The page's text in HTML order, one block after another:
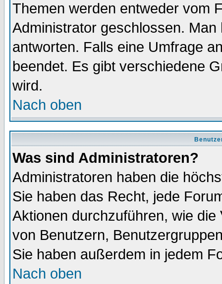
Themen werden entweder vom
Administrator geschlossen.
antworten. Falls eine Umfrage
beendet. Es gibt verschiedene
wird.
Nach oben
Was sind Administratoren?
Administratoren haben die
Sie haben das Recht, jede
Aktionen durchzuführen, wie
von Benutzern,
Sie haben außerdem in jedem
Nach oben